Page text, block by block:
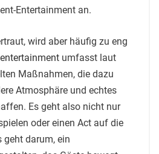
Entertainment an.
wird aber häufig zu eng
umfasst laut
Maßnahmen, die dazu
Atmosphäre und echtes
Es geht also nicht nur
oder einen Act auf die
geht darum, ein